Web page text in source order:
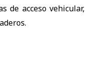
de acceso vehicular,